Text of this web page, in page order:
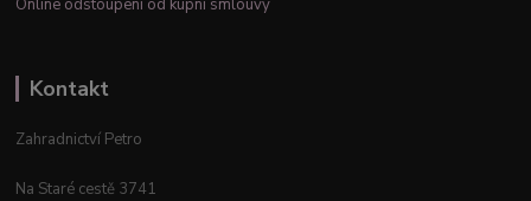
Online odstoupení od kupní smlouvy
Kontakt
Zahradnictví Petro
Na Staré cestě 3741